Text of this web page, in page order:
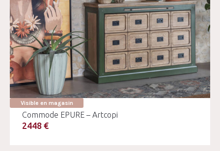
Visible en magasin
Commode EPURE – Artcopi
2448 €